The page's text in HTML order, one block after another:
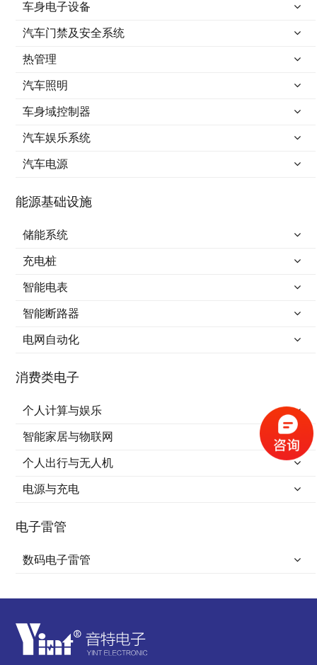
车身电子设备
汽车门禁及安全系统
热管理
汽车照明
车身域控制器
汽车娱乐系统
汽车电源
能源基础设施
储能系统
充电桩
智能电表
智能断路器
电网自动化
消费类电子
个人计算与娱乐
智能家居与物联网
个人出行与无人机
电源与充电
电子雷管
数码电子雷管